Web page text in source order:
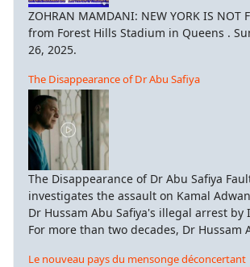
ZOHRAN MAMDANI: NEW YORK IS NOT
from Forest Hills Stadium in Queens .
26, 2025.
The Disappearance of Dr Abu Safiya
The Disappearance of Dr Abu Safiya
investigates the assault on Kamal
Dr Hussam Abu Safiya's illegal arrest by
For more than two decades, Dr Hussam
Le nouveau pays du mensonge déconcertant